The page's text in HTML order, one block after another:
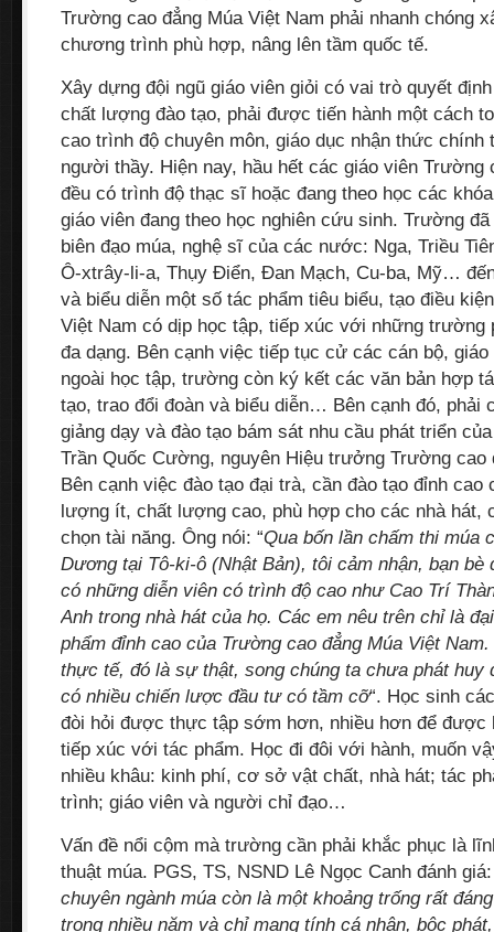
Trường cao đẳng Múa Việt Nam phải nhanh chóng
chương trình phù hợp, nâng lên tầm quốc tế.
Xây dựng đội ngũ giáo viên giỏi có vai trò quyết
chất lượng đào tạo, phải được tiến hành một cách
cao trình độ chuyên môn, giáo dục nhận thức chính
người thầy. Hiện nay, hầu hết các giáo viên Trường
đều có trình độ thạc sĩ hoặc đang theo học các
giáo viên đang theo học nghiên cứu sinh. Trường
biên đạo múa, nghệ sĩ của các nước: Nga, Triều
Ô-xtrây-li-a, Thụy Ðiển, Ðan Mạch, Cu-ba, Mỹ…
và biểu diễn một số tác phẩm tiêu biểu, tạo điều
Việt Nam có dịp học tập, tiếp xúc với những trường
đa dạng. Bên cạnh việc tiếp tục cử các cán bộ,
ngoài học tập, trường còn ký kết các văn bản hợp
tạo, trao đổi đoàn và biểu diễn… Bên cạnh đó, phải
giảng dạy và đào tạo bám sát nhu cầu phát triển
Trần Quốc Cường, nguyên Hiệu trưởng Trường cao
Bên cạnh việc đào tạo đại trà, cần đào tạo đỉnh
lượng ít, chất lượng cao, phù hợp cho các nhà hát,
chọn tài năng. Ông nói: “Qua bốn lần chấm thi múa
Dương tại Tô-ki-ô (Nhật Bản), tôi cảm nhận, bạn bè
có những diễn viên có trình độ cao như Cao Trí
Anh trong nhà hát của họ. Các em nêu trên chỉ là
phẩm đỉnh cao của Trường cao đẳng Múa Việt
thực tế, đó là sự thật, song chúng ta chưa phát huy
có nhiều chiến lược đầu tư có tầm cỡ“. Học sinh
đòi hỏi được thực tập sớm hơn, nhiều hơn để được
tiếp xúc với tác phẩm. Học đi đôi với hành, muốn
nhiều khâu: kinh phí, cơ sở vật chất, nhà hát; tác
trình; giáo viên và người chỉ đạo…
Vấn đề nổi cộm mà trường cần phải khắc phục là
thuật múa. PGS, TS, NSND Lê Ngọc Canh đánh giá:
chuyên ngành múa còn là một khoảng trống rất
trong nhiều năm và chỉ mang tính cá nhân, bộc